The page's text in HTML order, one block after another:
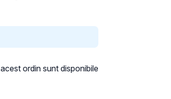
ordin sunt disponibile